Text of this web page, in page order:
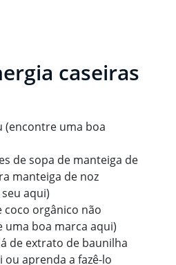
caseiras
(encontre uma boa
de sopa de manteiga de
manteiga de noz
aqui)
coco orgânico não
boa marca aqui)
de extrato de baunilha
aprenda a fazê-lo